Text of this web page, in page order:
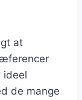
at
ideel
de mange